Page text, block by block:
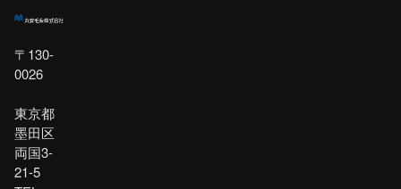
〒130-
0026
東京都
墨田区
両国3-
21-5